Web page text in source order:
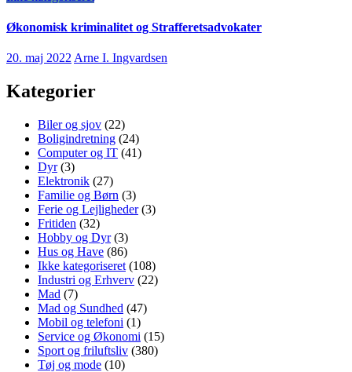
Økonomisk kriminalitet og Strafferetsadvokater
20. maj 2022 Arne I. Ingvardsen
Kategorier
Biler og sjov (22)
Boligindretning (24)
Computer og IT (41)
Dyr(3)
Elektronik (27)
Familie og Børn (3)
Ferie og Lejligheder(3)
Fritiden (32)
Hobby og Dyr(3)
Hus og Have (86)
Ikke kategoriseret (108)
Industri og Erhverv (22)
Mad (7)
Mad og Sundhed (47)
Mobil og telefoni (1)
Service og Økonomi (15)
Sport og friluftsliv (380)
Tøj og mode (10)